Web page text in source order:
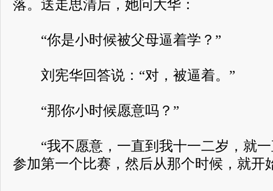
落。送走思清后，她问大华：
“你是小时候被父母逼着学？”
刘宪华回答说：“对，被逼着。”
“那你小时候愿意吗？”
“我不愿意，一直到我十一二岁，就一
参加第一个比赛，然后从那个时候，就开